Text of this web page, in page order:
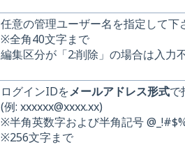
任意の管理ユーザー名を指定して下
※全角40文字まで
編集区分が「2:削除」の場合は入力
ログインIDをメールアドレス形式で
(例: xxxxxx@xxxx.xx)
※半角英数字および半角記号
※256文字まで